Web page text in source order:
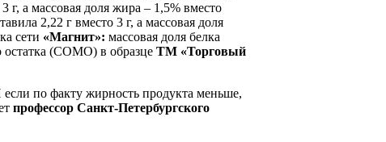
г, а массовая доля жира – 1,5% вместо
2,22 г вместо 3 г, а массовая доля
сети «Магнит»: массовая доля белка
остатка (СОМО) в образце ТМ «Торговый
по факту жирность продукта меньше,
профессор Санкт-Петербургского